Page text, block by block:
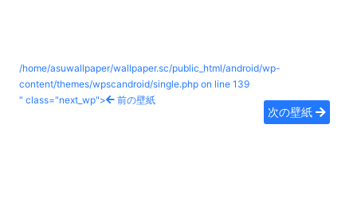
/home/asuwallpaper/wallpaper.sc/public_html/android/wp-
content/themes/wpscandroid/single.php on line 139
" class="next_wp">
前の壁紙
次の壁紙